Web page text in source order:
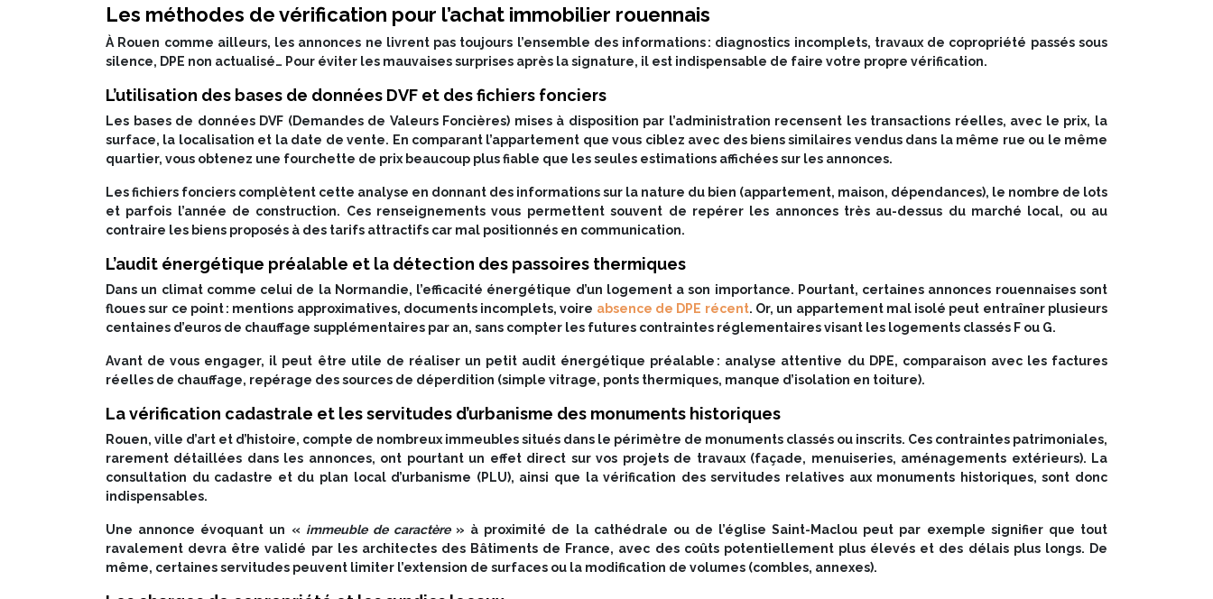
Les méthodes de vérification pour l’achat immobilier rouennais
À Rouen comme ailleurs, les annonces ne livrent pas toujours l’ensemble des informations : diagnostics incomplets, travaux de copropriété passés sous
silence, DPE non actualisé… Pour éviter les mauvaises surprises après la signature, il est indispensable de faire votre propre vérification.
L’utilisation des bases de données DVF et des fichiers fonciers
Les bases de données DVF (Demandes de Valeurs Foncières) mises à disposition par l’administration recensent les transactions réelles, avec le prix, la
surface, la localisation et la date de vente. En comparant l’appartement que vous ciblez avec des biens similaires vendus dans la même rue ou le même
quartier, vous obtenez une fourchette de prix beaucoup plus fiable que les seules estimations affichées sur les annonces.
Les fichiers fonciers complètent cette analyse en donnant des informations sur la nature du bien (appartement, maison, dépendances), le nombre de lots
et parfois l’année de construction. Ces renseignements vous permettent souvent de repérer les annonces très au-dessus du marché local, ou au
contraire les biens proposés à des tarifs attractifs car mal positionnés en communication.
L’audit énergétique préalable et la détection des passoires thermiques
Dans un climat comme celui de la Normandie, l’efficacité énergétique d’un logement a son importance. Pourtant, certaines annonces rouennaises sont
floues sur ce point : mentions approximatives, documents incomplets, voire absence de DPE récent. Or, un appartement mal isolé peut entraîner plusieurs
centaines d’euros de chauffage supplémentaires par an, sans compter les futures contraintes réglementaires visant les logements classés F ou G.
Avant de vous engager, il peut être utile de réaliser un petit audit énergétique préalable : analyse attentive du DPE, comparaison avec les factures
réelles de chauffage, repérage des sources de déperdition (simple vitrage, ponts thermiques, manque d’isolation en toiture).
La vérification cadastrale et les servitudes d’urbanisme des monuments historiques
Rouen, ville d’art et d’histoire, compte de nombreux immeubles situés dans le périmètre de monuments classés ou inscrits. Ces contraintes patrimoniales,
rarement détaillées dans les annonces, ont pourtant un effet direct sur vos projets de travaux (façade, menuiseries, aménagements extérieurs). La
consultation du cadastre et du plan local d’urbanisme (PLU), ainsi que la vérification des servitudes relatives aux monuments historiques, sont donc
indispensables.
Une annonce évoquant un « immeuble de caractère» à proximité de la cathédrale ou de l’église Saint-Maclou peut par exemple signifier que tout
ravalement devra être validé par les architectes des Bâtiments de France, avec des coûts potentiellement plus élevés et des délais plus longs. De
même, certaines servitudes peuvent limiter l’extension de surfaces ou la modification de volumes (combles, annexes).